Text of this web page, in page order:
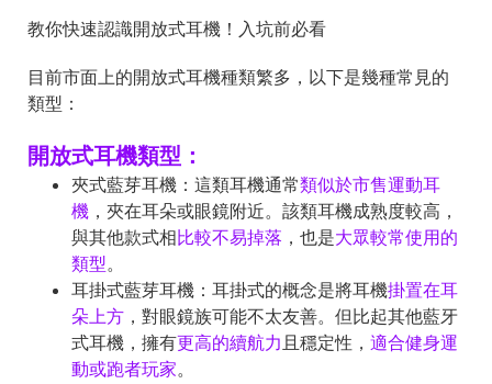
教你快速認識開放式耳機！入坑前必看
目前市面上的開放式耳機種類繁多，以下是幾種常見的
類型：
開放式耳機類型：
夾式藍芽耳機：這類耳機通常類似於市售運動耳
機 ，夾在耳朵或眼鏡附近。該類耳機成熟度較高，
與其他款式相比較不易掉落 ，也是大眾較常使用的
類型。
耳掛式藍芽耳機：耳掛式的概念是將耳機掛置在耳
朵上方 ，對眼鏡族可能不太友善。但比起其他藍牙
式耳機，擁有更高的續航力且穩定性， 適合健身運
動或跑者玩家。